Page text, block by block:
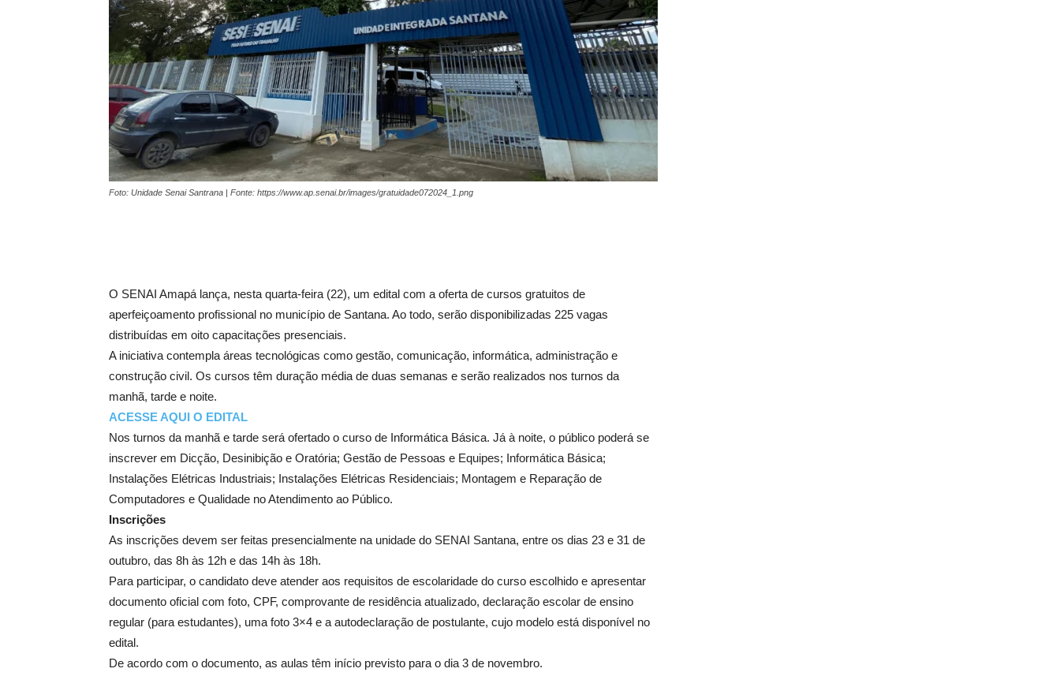
Foto: Unidade Senai Santrana | Fonte: https://www.ap.senai.br/images/gratuidade072024_1.png
O SENAI Amapá lança, nesta quarta-feira (22), um edital com a oferta de cursos gratuitos de
aperfeiçoamento profissional no município de Santana. Ao todo, serão disponibilizadas 225 vagas
distribuídas em oito capacitações presenciais.
A iniciativa contempla áreas tecnológicas como gestão, comunicação, informática, administração e
construção civil. Os cursos têm duração média de duas semanas e serão realizados nos turnos da
manhã, tarde e noite.
ACESSE AQUI O EDITAL
Nos turnos da manhã e tarde será ofertado o curso de Informática Básica. Já à noite, o público poderá se
inscrever em Dicção, Desinibição e Oratória; Gestão de Pessoas e Equipes; Informática Básica;
Instalações Elétricas Industriais; Instalações Elétricas Residenciais; Montagem e Reparação de
Computadores e Qualidade no Atendimento ao Público.
Inscrições
As inscrições devem ser feitas presencialmente na unidade do SENAI Santana, entre os dias 23 e 31 de
outubro, das 8h às 12h e das 14h às 18h.
Para participar, o candidato deve atender aos requisitos de escolaridade do curso escolhido e apresentar
documento oficial com foto, CPF, comprovante de residência atualizado, declaração escolar de ensino
regular (para estudantes), uma foto 3×4 e a autodeclaração de postulante, cujo modelo está disponível no
edital.
De acordo com o documento, as aulas têm início previsto para o dia 3 de novembro.